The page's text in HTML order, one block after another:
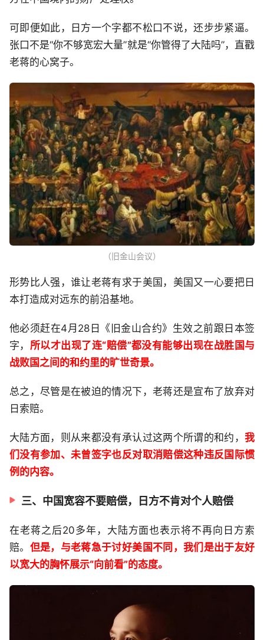
可即便如此，日方一个字都不松口不说，还步步紧逼。
张口不是“你不够宽宏大量”就是“你管得了大陆吗”，直戳
老蒋的心窝子。
（旧金山会议）
形势比人强，谁让老蒋有求于美国，美国又一心要把日
本打造成对远东的前沿基地。
他必须赶在4月28日《旧金山合约》生效之前跟日本签
字， 所以才出现了连“赔偿”都没有能够出现在战胜国与
战败国之间的和约里的旷世奇景。
总之，尽管是在被迫的情况下，老蒋还是宣布了放弃对
日索赔。
大陆方面，则从来都没有承认过这两个所谓的和约， 我
们没有参加、未曾签字也反对取消赔偿这种违反国际惯
例的内容。
三、中国宽容不要赔偿，日方不肯对个人赔偿
在老蒋之后20多年，大陆方面也表示将不再向日方索
赔。 但是，与老蒋急于讨好美国不同，我们是出于友好
以宽大的胸怀展示“向前看”的态度。